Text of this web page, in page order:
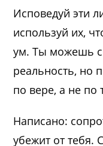
Исповедуй эти
используй их,
ум. Ты можешь
реальность, но
по вере, а не по
Написано:
убежит от